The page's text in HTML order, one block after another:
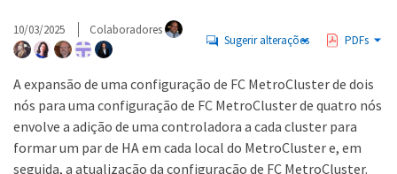
10/03/2025 Colaboradores
Sugerir alterações PDFs
A expansão de uma configuração de FC MetroCluster de dois
nós para uma configuração de FC MetroCluster de quatro nós
envolve a adição de uma controladora a cada cluster para
formar um par de HA em cada local do MetroCluster e, em
seguida, a atualização da configuração de FC MetroCluster.